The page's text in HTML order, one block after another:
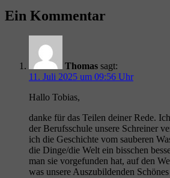
Ein Kommentar
Thomas sagt:
11. Juli 2025 um 09:56 Uhr
Hallo Tobias,
danke für das Teilen deiner Rede.
der Berufsschule unsere Schreiner
ich die Geschichte vom sauberen
die Dinge/die Welt ein bisschen
man sie vorgefunden hat, auf den
was unsere Auszubildenden